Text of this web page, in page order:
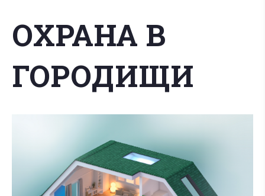
ОХРАНА В
ГОРОДИЩИ